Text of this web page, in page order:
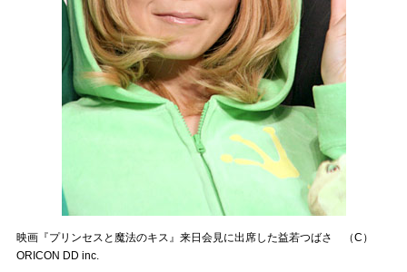
映画『プリンセスと魔法のキス』来日会見に出席した益若つばさ （C）
ORICON DD inc.